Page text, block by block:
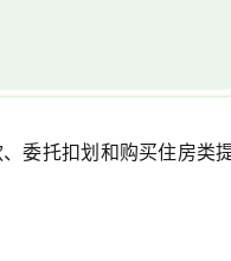
委托扣划和购买住房类